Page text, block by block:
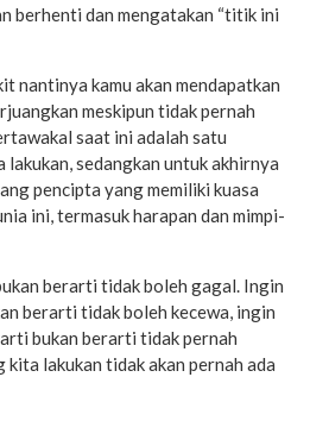
berhenti dan mengatakan “titik ini
nantinya kamu akan mendapatkan
meskipun tidak pernah
saat ini adalah satu
sedangkan untuk akhirnya
pencipta yang memiliki kuasa
ini, termasuk harapan dan mimpi-
berarti tidak boleh gagal. Ingin
berarti tidak boleh kecewa, ingin
bukan berarti tidak pernah
lakukan tidak akan pernah ada